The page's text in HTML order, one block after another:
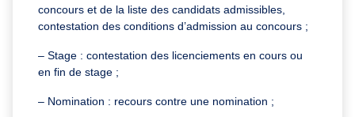
concours et de la liste des candidats admissibles,
contestation des conditions d’admission au concours ;
– Stage : contestation des licenciements en cours ou
en fin de stage ;
– Nomination : recours contre une nomination ;